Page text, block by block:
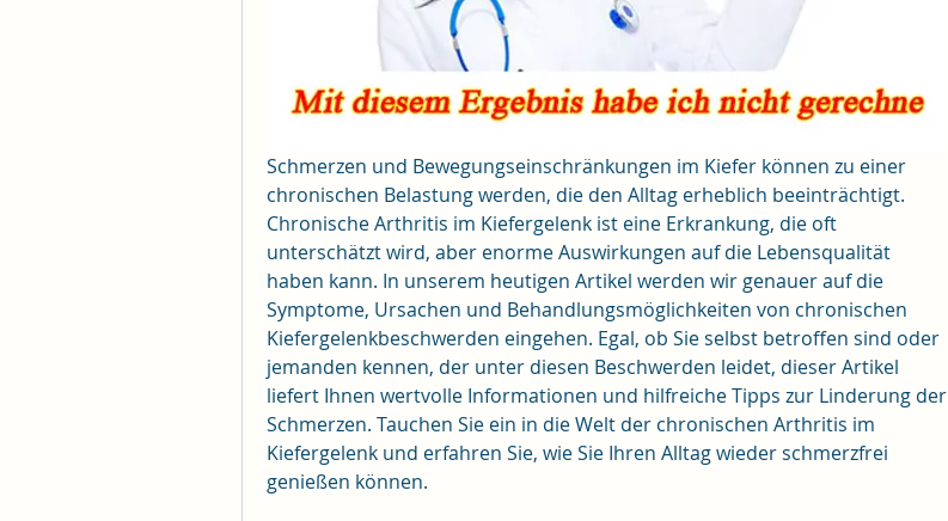
Schmerzen und Bewegungseinschränkungen im Kiefer können zu einer
chronischen Belastung werden, die den Alltag erheblich beeinträchtigt.
Chronische Arthritis im Kiefergelenk ist eine Erkrankung, die oft
unterschätzt wird, aber enorme Auswirkungen auf die Lebensqualität
haben kann. In unserem heutigen Artikel werden wir genauer auf die
Symptome, Ursachen und Behandlungsmöglichkeiten von chronischen
Kiefergelenkbeschwerden eingehen. Egal, ob Sie selbst betroffen sind oder
jemanden kennen, der unter diesen Beschwerden leidet, dieser Artikel
liefert Ihnen wertvolle Informationen und hilfreiche Tipps zur Linderung der
Schmerzen. Tauchen Sie ein in die Welt der chronischen Arthritis im
Kiefergelenk und erfahren Sie, wie Sie Ihren Alltag wieder schmerzfrei
genießen können.